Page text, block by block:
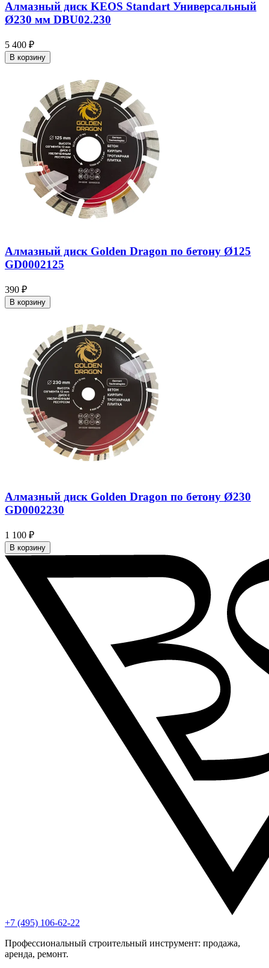
Алмазный диск KEOS Standart Универсальный
Ø230 мм DBU02.230
5 400 ₽
В корзину
Алмазный диск Golden Dragon по бетону Ø125
GD0002125
390 ₽
В корзину
Алмазный диск Golden Dragon по бетону Ø230
GD0002230
1 100 ₽
В корзину
+7 (495) 106-62-22
Профессиональный строительный инструмент: продажа,
аренда, ремонт.